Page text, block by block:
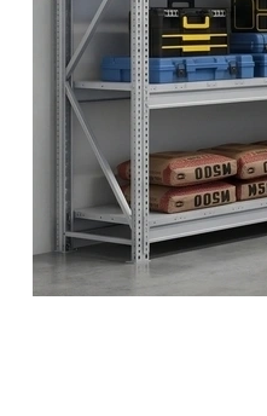
ВЕРСТАКИ
МЕДИЦИНСКАЯ
ОФИСНАЯ